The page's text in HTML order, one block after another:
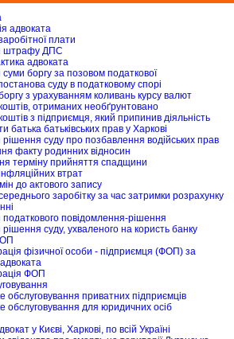
адвоката
плати
штрафу ДПС
адвоката
боргу за позовом податкової
суду в податковому спорі
з урахуванням коливань курсу валют
отриманих необґрунтовано
з підприємця, який припинив діяльність
батька батьківських прав у Харкові
суду про позбавлення водійських прав
факту родинних відносин
терміну прийняття спадщини
втрат
до актового запису
заробітку за час затримки розрахунку
повідомлення-рішення
суду, ухваленого на користь банку
фізичної особи - підприємця (ФОП) за
ФОП
обслуговування приватних підприємців
обслуговування для юридичних осіб
у Києві, Харкові, по всій Україні